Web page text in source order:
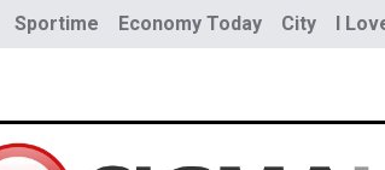
Sportime Economy Today City I